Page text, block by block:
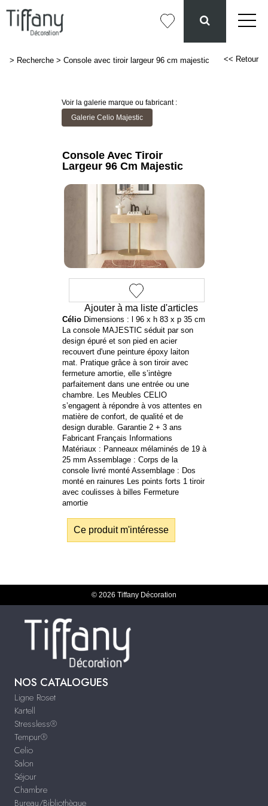
> Recherche > Console avec tiroir largeur 96 cm majestic << Retour
Voir la galerie marque ou fabricant :
Galerie Celio Majestic
Ajouter à ma liste d'articles
Console Avec Tiroir
Largeur 96 Cm Majestic
CélioDimensions : l 96 x h 83 x p 35 cm
La console MAJESTIC séduit par son
design épuré et son pied en acier
recouvert d'une peinture époxy laiton
mat. Pratique grâce à son tiroir avec
fermeture amortie, elle s’intègre
parfaitement dans une entrée ou une
chambre. Les Meubles CELIO
s’engagent à répondre à vos attentes en
matière de confort, de qualité et de
design durable. Garantie 2 + 3 ans
Fabricant Français Informations
Matériaux : Panneaux mélaminés de 19 à
25 mm Assemblage : Corps de la
console livré monté Assemblage : Dos
monté en rainures Les points forts 1 tiroir
avec coulisses à billes Fermeture
amortie
Ce produit m'intéresse
© 2026 Tiffany Décoration
NOS CATALOGUES
Ligne Roset
Kartell
Stressless®
Tempur®
Celio
Salon
Séjour
Chambre
Bureau/Bibliothèque